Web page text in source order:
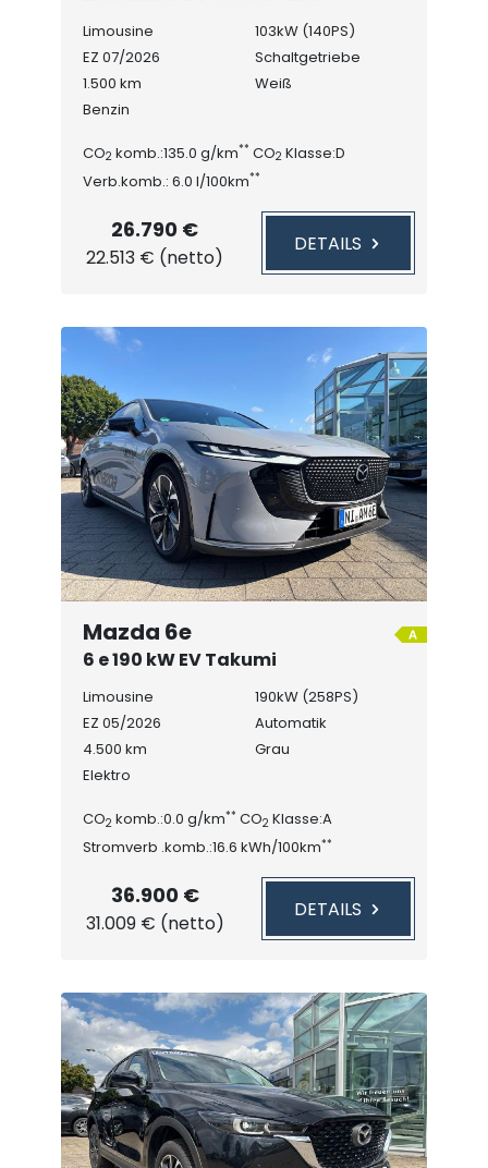
Limousine
EZ 07/2026
1.500 km
Benzin
103kW (140PS)
Schaltgetriebe
Weiß
CO2 komb.:135.0 g/km** CO2 Klasse:D
Verb.komb.: 6.0 l/100km**
26.790 €
22.513 € (netto)
DETAILS
Mazda 6e
6 e 190 kW EV Takumi
Limousine
EZ 05/2026
4.500 km
Elektro
190kW (258PS)
Automatik
Grau
CO2 komb.:0.0 g/km** CO2 Klasse:A
Stromverb .komb.:16.6 kWh/100km**
36.900 €
31.009 € (netto)
DETAILS